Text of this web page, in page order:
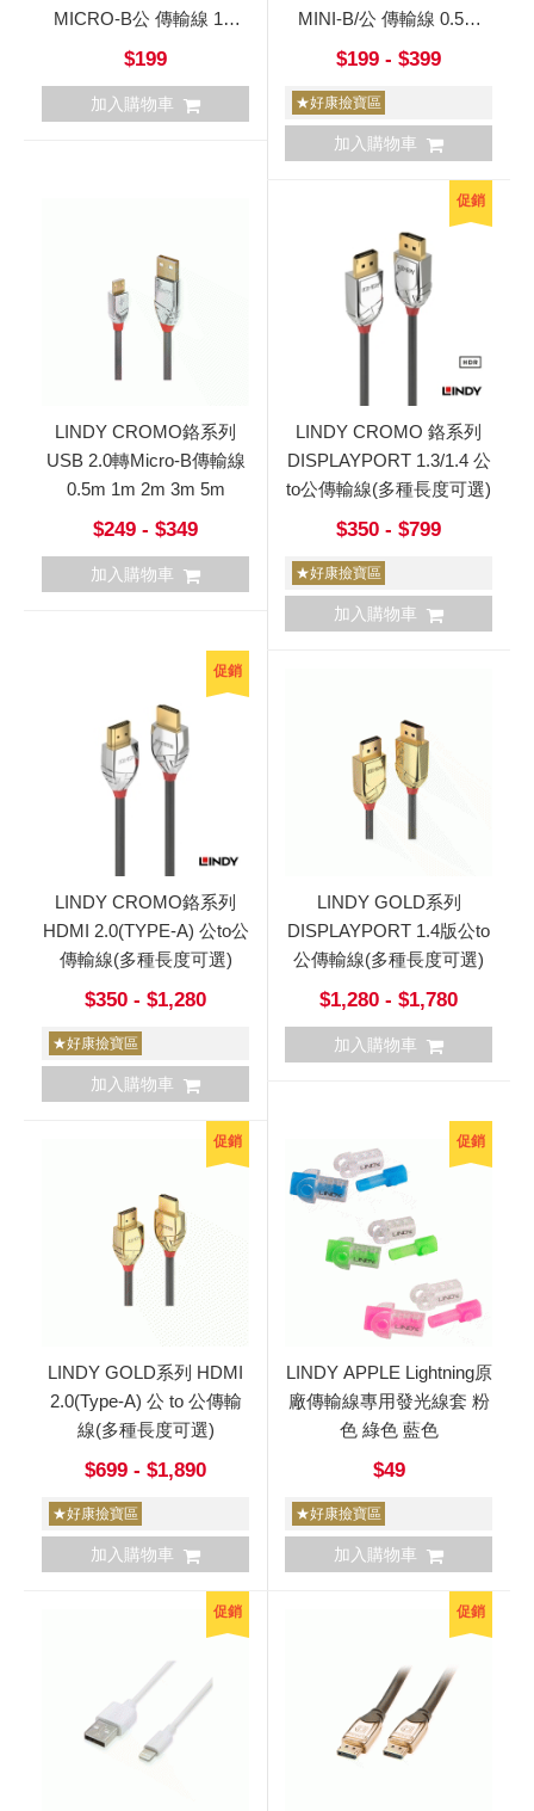
MICRO-B公 傳輸線 1m
2m
$199
加入購物車
MINI-B/公 傳輸線 0.5m
1m 2m
$199 - $399
★好康撿寶區
加入購物車
LINDY CROMO鉻系列
USB 2.0轉Micro-B傳輸線
0.5m 1m 2m 3m 5m
$249 - $349
加入購物車
促銷
LINDY CROMO 鉻系列
DISPLAYPORT 1.3/1.4 公
to公傳輸線(多種長度可選)
$350 - $799
★好康撿寶區
加入購物車
促銷
LINDY CROMO鉻系列
HDMI 2.0(TYPE-A) 公to公
傳輸線(多種長度可選)
$350 - $1,280
★好康撿寶區
加入購物車
LINDY GOLD系列
DISPLAYPORT 1.4版公to
公傳輸線(多種長度可選)
$1,280 - $1,780
加入購物車
促銷
LINDY GOLD系列 HDMI
2.0(Type-A) 公 to 公傳輸
線(多種長度可選)
$699 - $1,890
★好康撿寶區
加入購物車
促銷
LINDY APPLE Lightning原
廠傳輸線專用發光線套 粉
色 綠色 藍色
$49
★好康撿寶區
加入購物車
促銷 促銷